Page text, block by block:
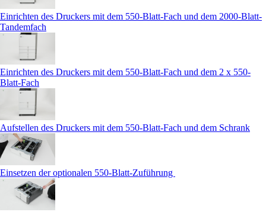
Einrichten des Druckers mit dem 550-Blatt-Fach und dem 2000-Blatt-
Tandemfach
Einrichten des Druckers mit dem 550-Blatt-Fach und dem 2 x 550-
Blatt-Fach
Aufstellen des Druckers mit dem 550-Blatt-Fach und dem Schrank
Einsetzen der optionalen 550‑Blatt-Zuführung